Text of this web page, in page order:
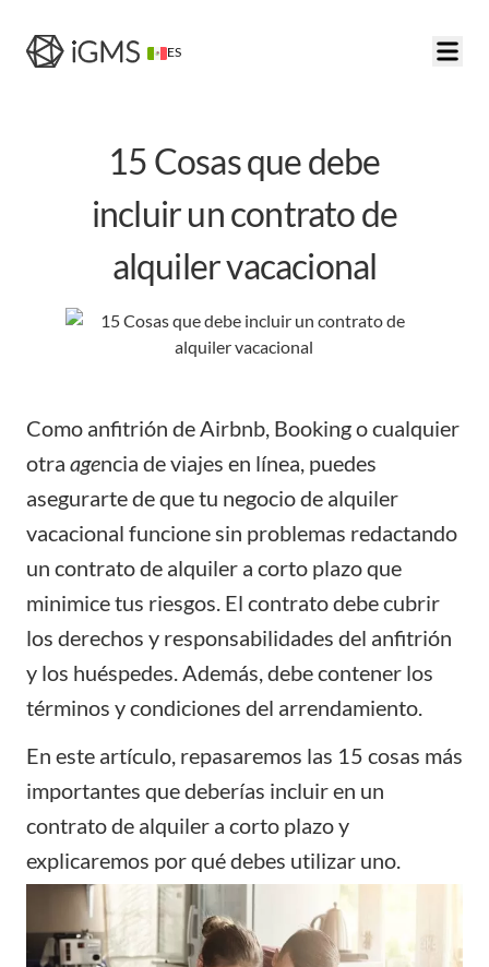
ES
15 Cosas que debe
incluir un contrato de
alquiler vacacional
Como anfitrión de Airbnb, Booking o cualquier
otra agencia de viajes en línea, puedes
asegurarte de que tu negocio de alquiler
vacacional funcione sin problemas redactando
un contrato de alquiler a corto plazo que
minimice tus riesgos. El contrato debe cubrir
los derechos y responsabilidades del anfitrión
y los huéspedes. Además, debe contener los
términos y condiciones del arrendamiento.
En este artículo, repasaremos las 15 cosas más
importantes que deberías incluir en un
contrato de alquiler a corto plazo y
explicaremos por qué debes utilizar uno.